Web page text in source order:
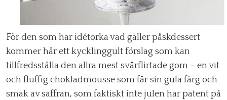
För den som har idétorka vad gäller påskdessert
kommer här ett kycklinggult förslag som kan
tillfredsställa den allra mest svårflirtade gom – en vit
och fluffig chokladmousse som får sin gula färg och
smak av saffran, som faktiskt inte julen har patent på